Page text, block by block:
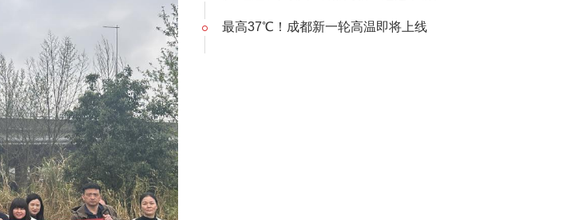
最高37℃！成都新一轮高温即将上线